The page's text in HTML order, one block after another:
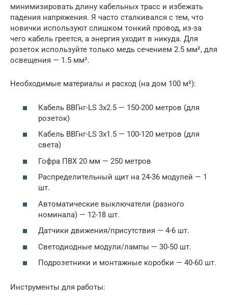
минимизировать длину кабельных трасс и избежать
падения напряжения. Я часто сталкивался с тем, что
новички используют слишком тонкий провод, из-за
чего кабель греется, а энергия уходит в никуда. Для
розеток используйте только медь сечением 2.5 мм², для
освещения — 1.5 мм².
Необходимые материалы и расход (на дом 100 м²):
Кабель ВВГнг-LS 3х2.5 — 150-200 метров (для
розеток)
Кабель ВВГнг-LS 3х1.5 — 100-120 метров (для
света)
Гофра ПВХ 20 мм — 250 метров
Распределительный щит на 24-36 модулей — 1
шт.
Автоматические выключатели (разного
номинала) — 12-18 шт.
Датчики движения/присутствия — 4-6 шт.
Светодиодные модули/лампы — 30-50 шт.
Подрозетники и монтажные коробки — 40-60 шт.
Инструменты для работы: